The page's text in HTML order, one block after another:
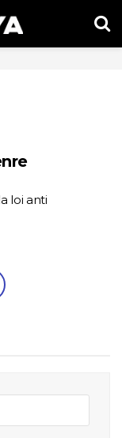
loi anti